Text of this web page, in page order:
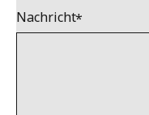
Nachricht